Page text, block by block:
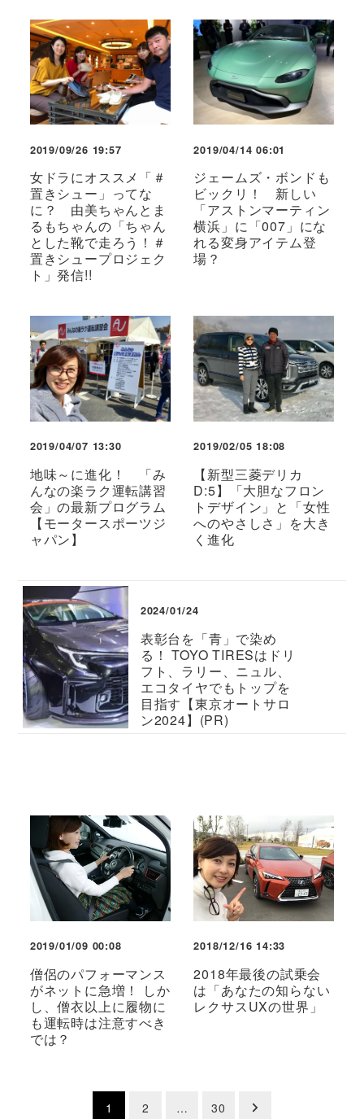
2019/09/26 19:57
女ドラにオススメ「＃
置きシュー」ってな
に？ 由美ちゃんとま
るもちゃんの「ちゃん
とした靴で走ろう！＃
置きシュープロジェク
ト」発信!!
2019/04/14 06:01
ジェームズ・ボンドも
ビックリ！ 新しい
「アストンマーティン
横浜」に「007」にな
れる変身アイテム登
場？
2019/04/07 13:30
地味～に進化！ 「み
んなの楽ラク運転講習
会」の最新プログラム
【モータースポーツジ
ャパン】
2019/02/05 18:08
【新型三菱デリカ
D:5】「大胆なフロン
トデザイン」と「女性
へのやさしさ」を大き
く進化
2024/01/24
表彰台を「青」で染め
る！ TOYO TIRESはドリ
フト、ラリー、ニュル、
エコタイヤでもトップを
目指す【東京オートサロ
ン2024】(PR)
2019/01/09 00:08
僧侶のパフォーマンス
がネットに急増！ しか
し、僧衣以上に履物に
も運転時は注意すべき
では？
2018/12/16 14:33
2018年最後の試乗会
は「あなたの知らない
レクサスUXの世界」
1 2 … 30